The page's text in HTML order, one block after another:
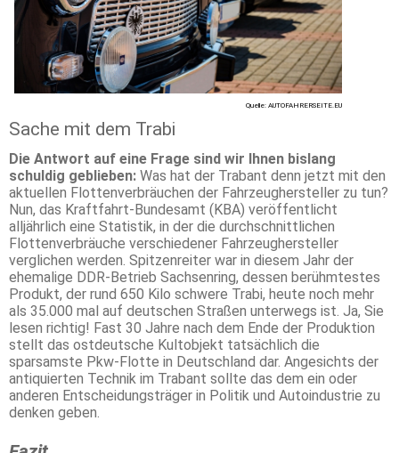
Quelle: AUTOFAHRERSEITE.EU
Sache mit dem Trabi
Die Antwort auf eine Frage sind wir Ihnen bislang
schuldig geblieben: Was hat der Trabant denn jetzt mit den
aktuellen Flottenverbräuchen der Fahrzeughersteller zu tun?
Nun, das Kraftfahrt-Bundesamt (KBA) veröffentlicht
alljährlich eine Statistik, in der die durchschnittlichen
Flottenverbräuche verschiedener Fahrzeughersteller
verglichen werden. Spitzenreiter war in diesem Jahr der
ehemalige DDR-Betrieb Sachsenring, dessen berühmtestes
Produkt, der rund 650 Kilo schwere Trabi, heute noch mehr
als 35.000 mal auf deutschen Straßen unterwegs ist. Ja, Sie
lesen richtig! Fast 30 Jahre nach dem Ende der Produktion
stellt das ostdeutsche Kultobjekt tatsächlich die
sparsamste Pkw-Flotte in Deutschland dar. Angesichts der
antiquierten Technik im Trabant sollte das dem ein oder
anderen Entscheidungsträger in Politik und Autoindustrie zu
denken geben.